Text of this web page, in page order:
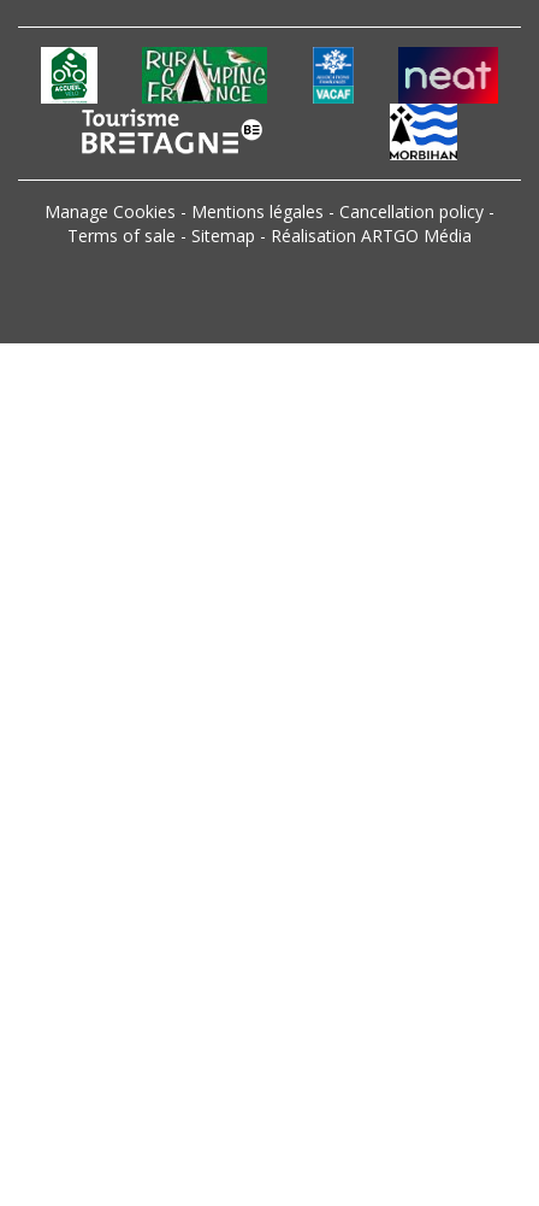
Manage Cookies - Mentions légales - Cancellation policy -
Terms of sale - Sitemap - Réalisation ARTGO Média